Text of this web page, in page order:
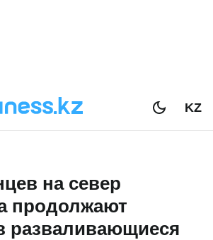
KZ
на север
продолжают
разваливающиеся